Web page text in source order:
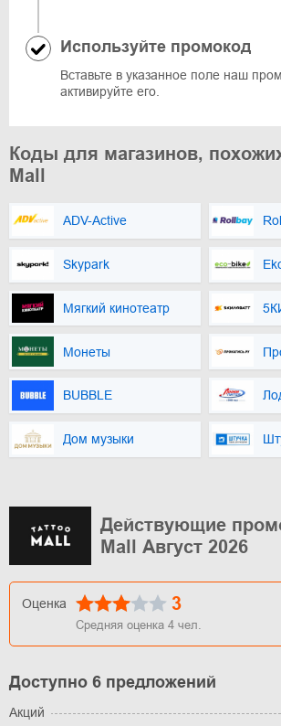
Используйте промокод
Вставьте в указанное поле наш
активируйте его.
Коды для магазинов,
Mall
ADV-Active
Skypark
Мягкий кинотеатр
Монеты
BUBBLE
Дом музыки
Действующие
Mall Август 2026
Оценка 3
Средняя оценка 4 чел.
Доступно 6 предложений
Акций